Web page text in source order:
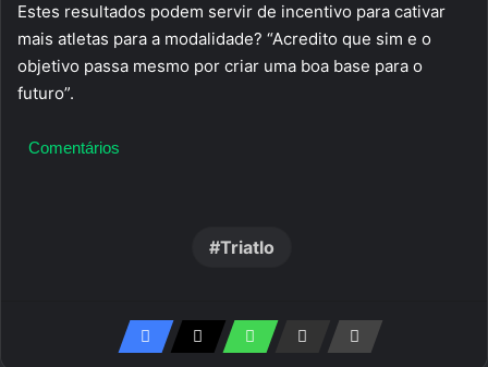
Estes resultados podem servir de incentivo para cativar
mais atletas para a modalidade? “Acredito que sim e o
objetivo passa mesmo por criar uma boa base para o
futuro”.
Comentários
Triatlo